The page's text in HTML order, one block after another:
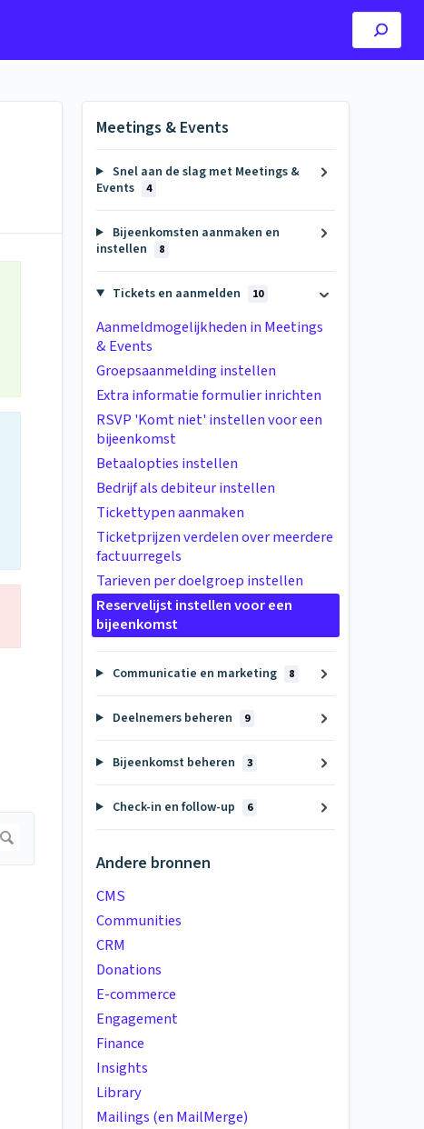
Meetings & Events
Snel aan de slag met Meetings &
Events
4
Bijeenkomsten aanmaken en
instellen
8
Tickets en aanmelden 10
Aanmeldmogelijkheden in Meetings
& Events
Groepsaanmelding instellen
Extra informatie formulier inrichten
RSVP 'Komt niet' instellen voor een
bijeenkomst
Betaalopties instellen
Bedrijf als debiteur instellen
Tickettypen aanmaken
Ticketprijzen verdelen over meerdere
factuurregels
Tarieven per doelgroep instellen
Reservelijst instellen voor een
bijeenkomst
Communicatie en marketing 8
Deelnemers beheren 9
Bijeenkomst beheren 3
Check-in en follow-up 6
Andere bronnen
CMS
Communities
CRM
Donations
E-commerce
Engagement
Finance
Insights
Library
Mailings (en MailMerge)